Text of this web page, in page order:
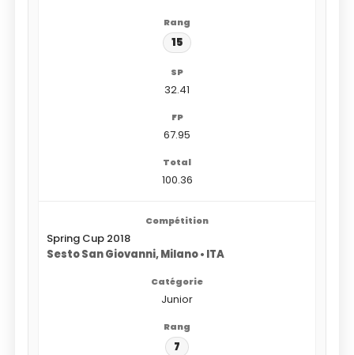
15
32.41
67.95
100.36
Spring Cup 2018
Sesto San Giovanni, Milano • ITA
Junior
7